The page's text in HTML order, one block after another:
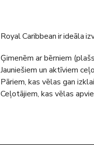
Royal Caribbean ir ideāla
Ģimenēm ar bērniem
Jauniešiem un aktīviem
Pāriem, kas vēlas gan
Ceļotājiem, kas vēlas